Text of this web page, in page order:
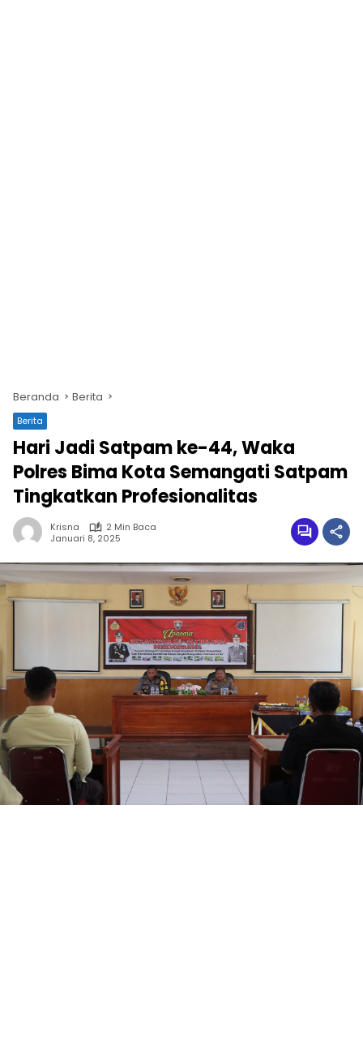
Beranda Berita
Berita
Hari Jadi Satpam ke-44, Waka
Polres Bima Kota Semangati Satpam
Tingkatkan Profesionalitas
Krisna
2 Min Baca
Januari 8, 2025